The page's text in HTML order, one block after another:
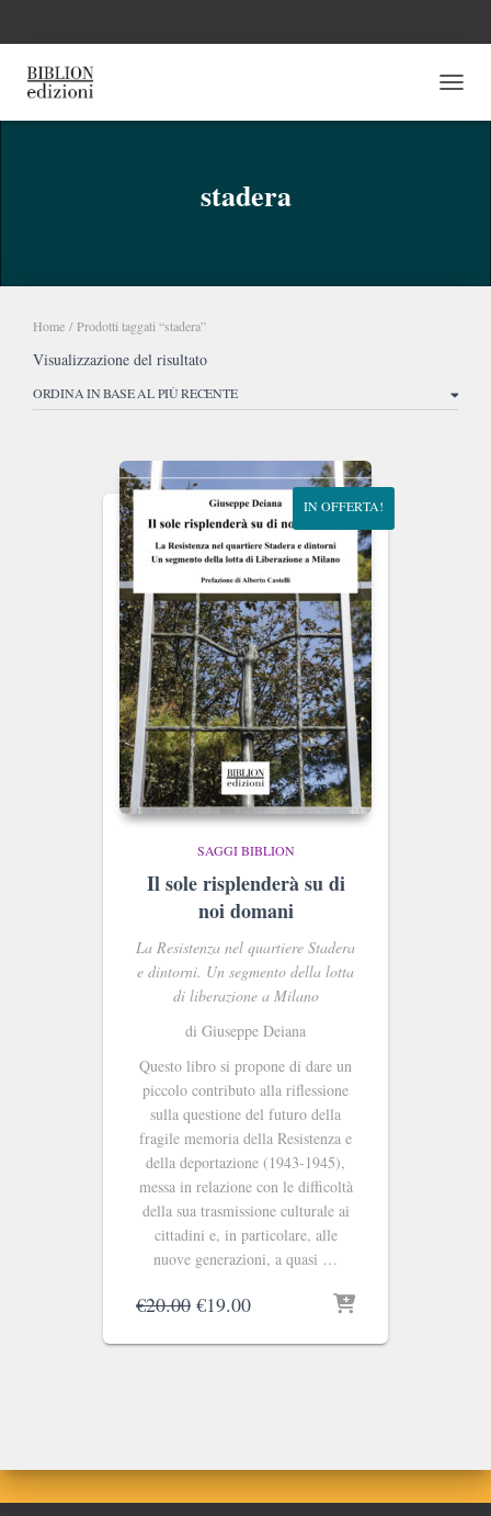
stadera
Home / Prodotti taggati “stadera”
Visualizzazione del risultato
IN OFFERTA!
SAGGI BIBLION
Il sole risplenderà su di
noi domani
La Resistenza nel quartiere Stadera
e dintorni. Un segmento della lotta
di liberazione a Milano
di Giuseppe Deiana
Questo libro si propone di dare un
piccolo contributo alla riflessione
sulla questione del futuro della
fragile memoria della Resistenza e
della deportazione (1943-1945),
messa in relazione con le difficoltà
della sua trasmissione culturale ai
cittadini e, in particolare, alle
nuove generazioni, a quasi …
€20.00 Il
originale
€19.00Il
attuale